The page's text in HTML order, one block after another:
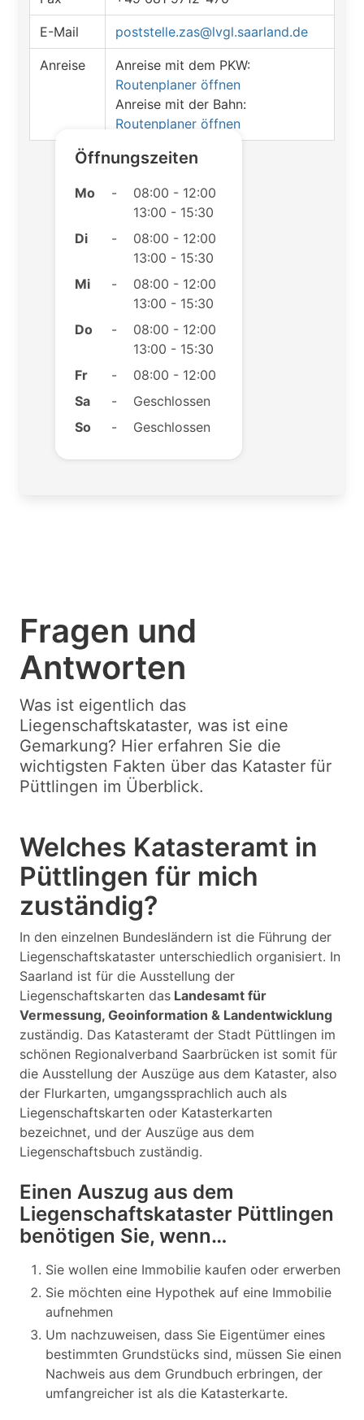
E-Mail poststelle.zas@lvgl.saarland.de
Anreise
Anreise mit dem PKW:
Routenplaner öffnen
Anreise mit der Bahn:
Routenplaner öffnen
Öffnungszeiten
Mo -
08:00 - 12:00
13:00 - 15:30
Di
-
08:00 - 12:00
13:00 - 15:30
Mi
-
08:00 - 12:00
13:00 - 15:30
Do
-
08:00 - 12:00
13:00 - 15:30
Fr
-
08:00 - 12:00
Sa
-
Geschlossen
So
- Geschlossen
Fragen und
Antworten
Was ist eigentlich das
Liegenschaftskataster, was ist eine
Gemarkung? Hier erfahren Sie die
wichtigsten Fakten über das Kataster für
Püttlingen im Überblick.
Welches Katasteramt in
Püttlingen für mich
zuständig?
In den einzelnen Bundesländern ist die Führung der
Liegenschaftskataster unterschiedlich organisiert. In
Saarland ist für die Ausstellung der
Liegenschaftskarten das Landesamt für
Vermessung, Geoinformation & Landentwicklung
zuständig. Das Katasteramt der Stadt Püttlingen im
schönen Regionalverband Saarbrücken ist somit für
die Ausstellung der Auszüge aus dem Kataster, also
der Flurkarten, umgangssprachlich auch als
Liegenschaftskarten oder Katasterkarten
bezeichnet, und der Auszüge aus dem
Liegenschaftsbuch zuständig.
Einen Auszug aus dem
Liegenschaftskataster Püttlingen
benötigen Sie, wenn…
Sie wollen eine Immobilie kaufen oder erwerben
Sie möchten eine Hypothek auf eine Immobilie
aufnehmen
Um nachzuweisen, dass Sie Eigentümer eines
bestimmten Grundstücks sind, müssen Sie einen
Nachweis aus dem Grundbuch erbringen, der
umfangreicher ist als die Katasterkarte.